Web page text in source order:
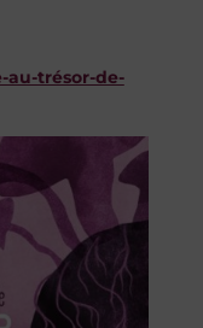
au-trésor-de-